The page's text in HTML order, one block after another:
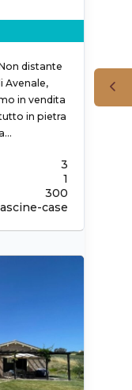
distante
Avenale,
in vendita
in pietra
3
1
300
case